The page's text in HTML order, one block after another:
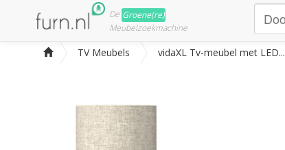
De Groene(re)
Meubelzoekmachine
TV Meubels vidaXL Tv-meubel met LED...